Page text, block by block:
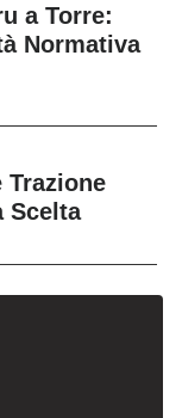
a Torre:
Normativa
Trazione
Scelta